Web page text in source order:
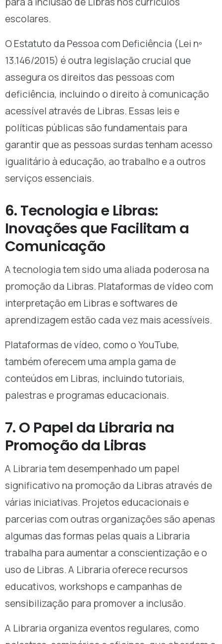
escolares.
O Estatuto da Pessoa com Deficiência (Lei nº
13.146/2015) é outra legislação crucial que
assegura os direitos das pessoas com
deficiência, incluindo o direito à comunicação
acessível através de Libras. Essas leis e
políticas públicas são fundamentais para
garantir que as pessoas surdas tenham acesso
igualitário à educação, ao trabalho e a outros
serviços essenciais.
6. Tecnologia e Libras:
Inovações que Facilitam a
Comunicação
A tecnologia tem sido uma aliada poderosa na
promoção da Libras. Plataformas de vídeo com
interpretação em Libras e softwares de
aprendizagem estão cada vez mais acessíveis.
Plataformas de vídeo, como o YouTube,
também oferecem uma ampla gama de
conteúdos em Libras, incluindo tutoriais,
palestras e programas educacionais.
7. O Papel da Libraria na
Promoção da Libras
A Libraria tem desempenhado um papel
significativo na promoção da Libras através de
várias iniciativas. Projetos educacionais e
parcerias com outras organizações são apenas
algumas das formas pelas quais a Libraria
trabalha para aumentar a conscientização e o
uso de Libras. A Libraria oferece recursos
educativos, workshops e campanhas de
sensibilização para promover a inclusão.
A Libraria organiza eventos regulares, como